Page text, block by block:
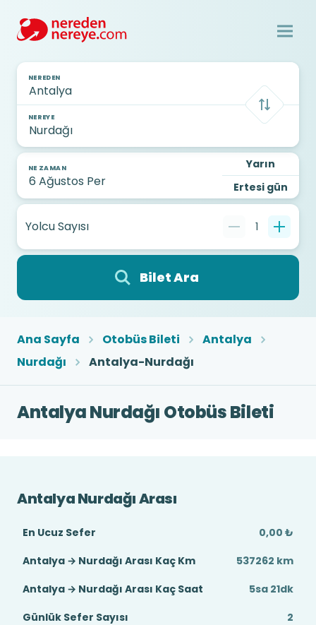
NEREDEN
NEREYE
NE ZAMAN
Yarın
Ertesi gün
Yolcu Sayısı 1
Bilet Ara
Ana Sayfa Otobüs Bileti
Antalya
Nurdağı
Antalya-Nurdağı
Antalya Nurdağı Otobüs Bileti
Antalya Nurdağı Arası
En Ucuz Sefer
0,00 ₺
Antalya → Nurdağı Arası Kaç Km
537262 km
Antalya → Nurdağı Arası Kaç Saat
5sa 21dk
Günlük Sefer Sayısı
2